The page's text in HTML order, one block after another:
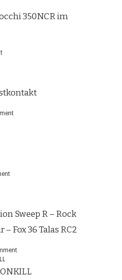
350NCR im
Sweep R – Rock
– Fox 36 Talas RC2